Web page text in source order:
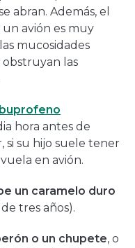
abran. Además, el
avión es muy
mucosidades
obstruyan las
hora antes de
si su hijo suele tener
en avión.
un caramelo duro
tres años).
o un chupete, o